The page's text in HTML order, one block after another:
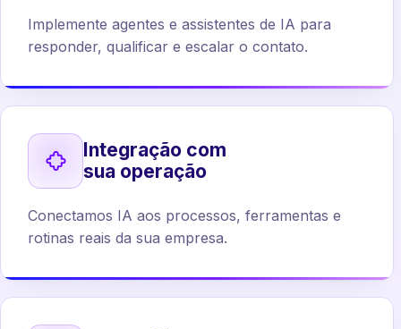
Implemente agentes e assistentes de IA para
responder, qualificar e escalar o contato.
Integração com
sua operação
Conectamos IA aos processos, ferramentas e
rotinas reais da sua empresa.